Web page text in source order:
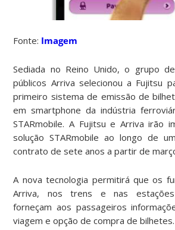
Fonte: Imagem
Sediada no Reino Unido, o grupo
públicos Arriva selecionou a Fujitsu
primeiro sistema de emissão de
em smartphone da indústria
STARmobile. A Fujitsu e Arriva irão
solução STARmobile ao longo de
contrato de sete anos a partir de
A nova tecnologia permitirá que os
Arriva, nos trens e nas estações
forneçam aos passageiros
viagem e opção de compra de bilhetes.